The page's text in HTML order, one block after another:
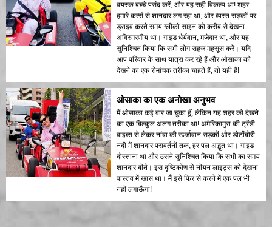
वयस्क बच्चे पसंद करें, और यह सही विकल्प था! शहर
हमारे कर्त्स से शानदार लग रहा था, और व्यस्त सड़कों पर
ड्राइव करते समय ग्लीको साइन को करीब से देखना
अविस्मरणीय था। गाइड धैर्यवान, मजेदार था, और यह
सुनिश्चित किया कि सभी लोग सहज महसूस करें। यदि
आप परिवार के साथ यात्रा कर रहे हैं और ओसाका को
देखने का एक रोमांचक तरीका चाहते हैं, तो यही है!
ओसाका का एक अनोखा अनुभव
मैं ओसाका कई बार जा चुका हूँ, लेकिन यह शहर को देखने
का एक बिल्कुल अलग तरीका था! अमेरिकामुरा की ट्रेंडी
वाइब्स से लेकर नांबा की ऊर्जावान सड़कों और डोटोंबोरी
नदी में शानदार परावर्तनों तक, हर पल अद्भुत था। गाइड
दोस्ताना था और उसने सुनिश्चित किया कि सभी का समय
शानदार बीते। इस दृष्टिकोण से नीयन लाइट्स को देखना
वास्तव में खास था। मैं इसे फिर से करने में एक पल भी
नहीं लगाऊँगा!